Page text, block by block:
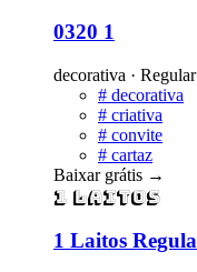
0320 1
decorativa ·
# decorativa
# criativa
# convite
# cartaz
Baixar grátis →
1 Laitos
1 Laitos